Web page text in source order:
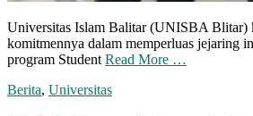
Universitas Islam Balitar (UNISBA Blitar)
komitmennya dalam memperluas jejaring
program Student Read More …
Berita, Universitas